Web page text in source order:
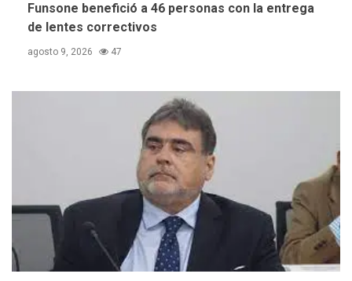
Atentado con drones
explosivos deja un policía
Funsone benefició a 46 personas con la entrega
de lentes correctivos
agosto 9, 2026 47